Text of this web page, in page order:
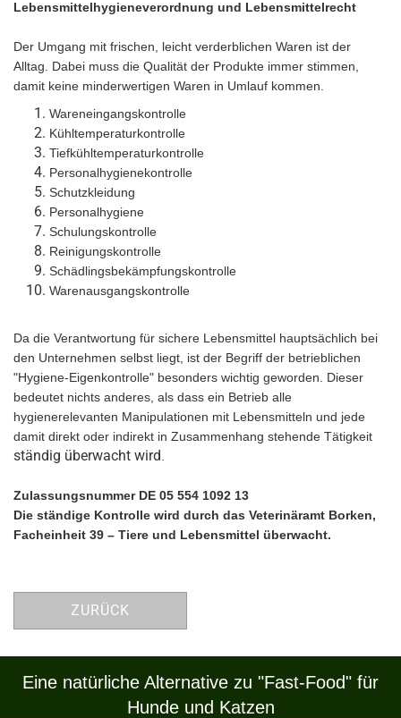
Lebensmittelhygieneverordnung und Lebensmittelrecht
Der Umgang mit frischen, leicht verderblichen Waren ist der
Alltag. Dabei muss die Qualität der Produkte immer stimmen,
damit keine minderwertigen Waren in Umlauf kommen.
Wareneingangskontrolle
Kühltemperaturkontrolle
Tiefkühltemperaturkontrolle
Personalhygienekontrolle
Schutzkleidung
Personalhygiene
Schulungskontrolle
Reinigungskontrolle
Schädlingsbekämpfungskontrolle
Warenausgangskontrolle
Da die Verantwortung für sichere Lebensmittel hauptsächlich bei
den Unternehmen selbst liegt, ist der Begriff der betrieblichen
"Hygiene-Eigenkontrolle" besonders wichtig geworden. Dieser
bedeutet nichts anderes, als dass ein Betrieb alle
hygienerelevanten Manipulationen mit Lebensmitteln und jede
damit direkt oder indirekt in Zusammenhang stehende Tätigkeit
ständig überwacht wird
Zulassungsnummer DE 05 554 1092 13
Die ständige Kontrolle wird durch das Veterinäramt Borken,
Facheinheit 39 – Tiere und Lebensmittel überwacht.
ZURÜCK
Eine natürliche Alternative zu "Fast-Food" für
Hunde und Katzen